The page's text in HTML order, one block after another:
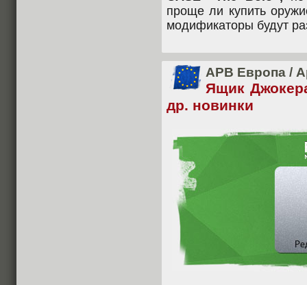
проще ли купить
модификаторы будут
APB Европа /
Ящик
др. новинки